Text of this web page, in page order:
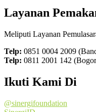
Layanan
Meliputi Layanan
Telp: 0851 0004 2009
Telp: 0811 2001 142
Ikuti Kami Di
@sinergifoundation